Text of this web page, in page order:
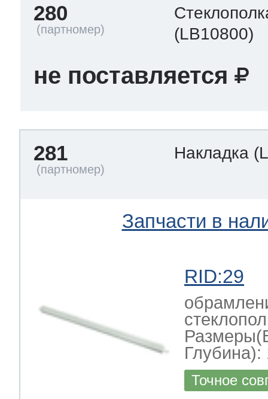
280
(LB10800)
не поставляется
281 Накладка
Запчасти в
RID:29
Глубина):
Точное